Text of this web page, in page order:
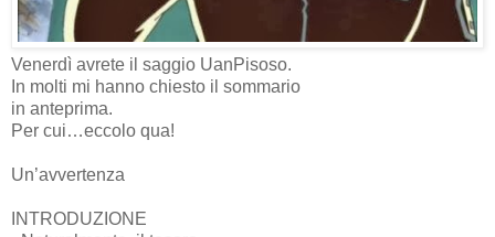
Venerdì avrete il saggio UanPisoso.
In molti mi hanno chiesto il sommario
in anteprima.
Per cui…eccolo qua!
Un’avvertenza
INTRODUZIONE